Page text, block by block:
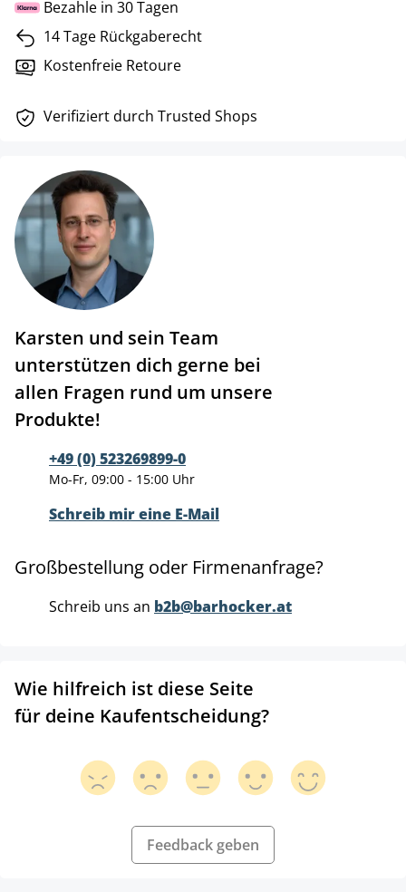
Bezahle in 30 Tagen
14 Tage Rückgaberecht
Kostenfreie Retoure
Verifiziert durch Trusted Shops
Karsten und sein Team
unterstützen dich gerne bei
allen Fragen rund um unsere
Produkte!
+49 (0) 523269899-0
Mo-Fr, 09:00 - 15:00 Uhr
Schreib mir eine E-Mail
Großbestellung oder Firmenanfrage?
Schreib uns an b2b@barhocker.at
Wie hilfreich ist diese Seite
für deine Kaufentscheidung?
Feedback geben